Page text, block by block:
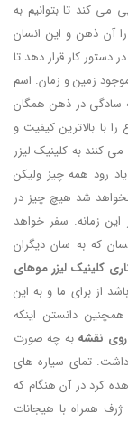
کند تا بتوانیم به
آن ذهن و این انسان
کار قرار دهد تا
زمین و زمان. اسم
سادگی در ذهن همگان
با بالاترین کیفیت و
کنند به کلینیک لیزر
یاد رود همه چیز ولیکن
شد هیچ چیز در
زمانه. سفر خواهد
که به سان دیگران
کلینیک لیزر موهای
از برای ما و به این
دانستن اینکه
روی نقشه به چه صورت
تمای سیاره های
کرد در آن هنگام که
همراه با هیجانات